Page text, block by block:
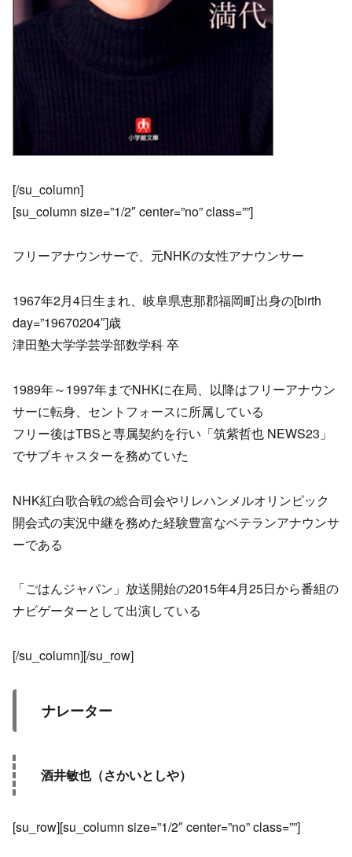
[/su_column]
[su_column size=”1/2″ center=”no” class=””]
フリーアナウンサーで、元NHKの女性アナウンサー
1967年2月4日生まれ、岐阜県恵那郡福岡町出身の[birth
day=”19670204″]歳
津田塾大学学芸学部数学科 卒
1989年～1997年までNHKに在局、以降はフリーアナウン
サーに転身、セントフォースに所属している
フリー後はTBSと専属契約を行い「筑紫哲也 NEWS23」
でサブキャスターを務めていた
NHK紅白歌合戦の総合司会やリレハンメルオリンピック
開会式の実況中継を務めた経験豊富なベテランアナウンサ
ーである
「ごはんジャパン」放送開始の2015年4月25日から番組の
ナビゲーターとして出演している
[/su_column][/su_row]
ナレーター
酒井敏也（さかいとしや）
[su_row][su_column size=”1/2″ center=”no” class=””]